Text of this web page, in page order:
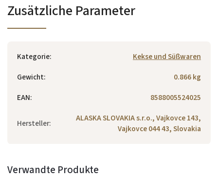
Zusätzliche Parameter
Kategorie:
Kekse und Süßwaren
Gewicht:
0.866 kg
EAN: 8588005524025
Hersteller:
ALASKA SLOVAKIA s.r.o., Vajkovce 143,
Vajkovce 044 43, Slovakia
Verwandte Produkte